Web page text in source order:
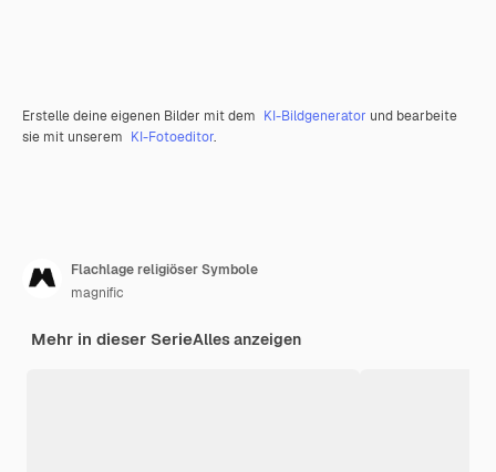
Erstelle deine eigenen Bilder mit dem KI-Bildgenerator und bearbeite
sie mit unserem KI-Fotoeditor.
Flachlage religiöser Symbole
magnific
Mehr in dieser SerieAlles anzeigen